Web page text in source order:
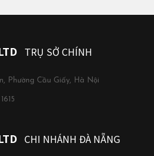
TRỤ SỞ CHÍNH
Phường Cầu Giấy, Hà Nội
CHI NHÁNH ĐÀ NẴNG